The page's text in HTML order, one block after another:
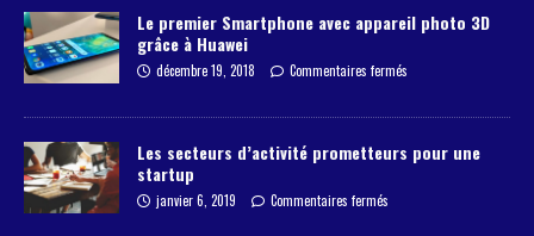
Le premier Smartphone avec appareil photo 3D
grâce à Huawei
décembre 19, 2018 Commentaires fermés
Les secteurs d’activité prometteurs pour une
startup
janvier 6, 2019 Commentaires fermés